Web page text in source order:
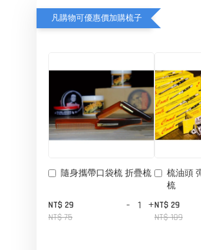
凡購物可優惠價加購梳子
隨身攜帶口袋梳 折疊梳
NT$ 29
NT$ 75
- +
梳油頭
梳
NT$ 29
NT$ 109